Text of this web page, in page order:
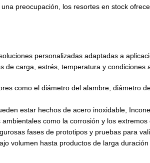
preocupación, los resortes en stock
personalizadas adaptadas a
de carga, estrés, temperatura y condiciones
como el diámetro del alambre, diámetro
estar hechos de acero inoxidable,
como la corrosión y los extremos
fases de prototipos y pruebas para
volumen hasta productos de larga